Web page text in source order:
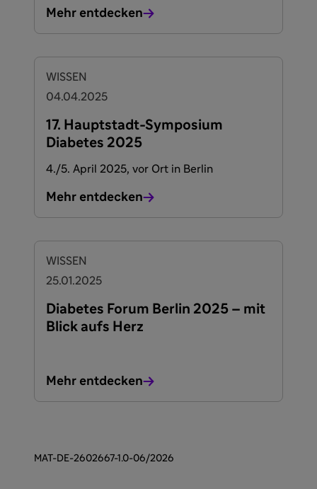
Mehr entdecken
WISSEN
04.04.2025
17. Hauptstadt-Symposium
Diabetes 2025
4./5. April 2025, vor Ort in Berlin
Mehr entdecken
WISSEN
25.01.2025
Diabetes Forum Berlin 2025 – mit
Blick aufs Herz
Mehr entdecken
MAT-DE-2602667-1.0-06/2026